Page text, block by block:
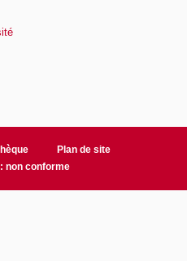
Plan de site
non conforme